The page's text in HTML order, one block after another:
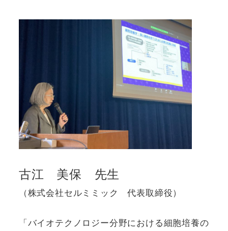
古江 美保 先生
（株式会社セルミミック 代表取締役）
「バイオテクノロジー分野における細胞培養の